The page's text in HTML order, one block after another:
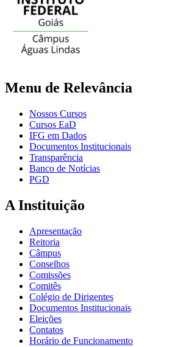
Menu de Relevância
Nossos Cursos
Cursos EaD
IFG em Dados
Documentos Institucionais
Transparência
Banco de Notícias
PGD
A Instituição
Apresentação
Reitoria
Câmpus
Conselhos
Comissões
Comitês
Colégio de Dirigentes
Documentos Institucionais
Eleições
Contatos
Horário de Funcionamento